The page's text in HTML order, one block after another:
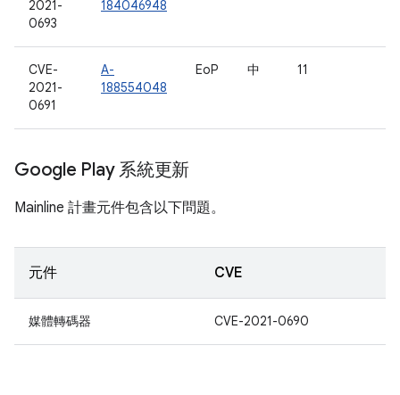
2021-
0693
184046948
CVE-
2021-
0691
A-
188554048
EoP 中 11
Google Play 系統更新
Mainline 計畫元件包含以下問題。
元件 CVE
媒體轉碼器 CVE-2021-0690